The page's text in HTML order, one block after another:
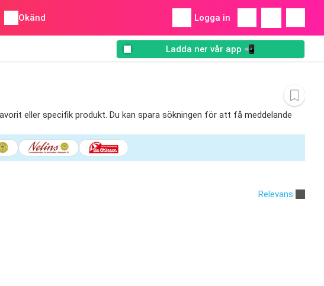
Okänd Logga in
Ladda ner vår app 📲
eller specifik produkt. Du kan spara sökningen för att få meddelande
Relevans